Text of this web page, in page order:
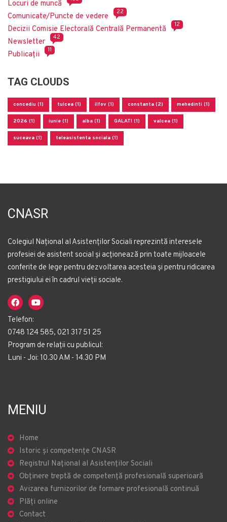
Locuri de muncă
Comunicate/Puncte de vedere 22
Decizii Comisie Electorală Centrală Permanentă 12
Newsletter 42
Publicații 11
TAG CLOUDS
concediu (1) tulcea (1) ilfov (1) constanta (2) mehedinti (1)
2026 (1) iunie (1) alba (1) GALATI (1) valcea (1)
suceava (1) teleasistenta sociala (1)
CNASR
Colegiul Național al Asistenților Sociali reprezintă interesele
profesiei de asistent social și acționează prin toate mijloacele
conferite de lege pentru dezvoltarea acesteia și pentru ridicarea
prestigiului ei în cadrul vieții sociale.
Telefon:
0748 124 585, 021 317 51 25
Program de relații cu publicul:
Luni - Joi: 10.30 AM - 14.30 PM
MENIU
Home
Istoric și competențe CNASR
Registrul Național al Asistenților Sociali
Obținere treptă de competență profesională superioară
Avizarea furnizorilor de formare profesională continuă
Plăți online
Contact